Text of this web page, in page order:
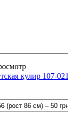
кулир 107-021